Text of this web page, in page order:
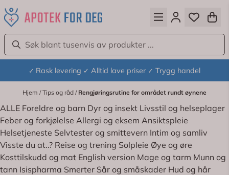
Hopp til innhold
✓ Rask levering ✓ Alltid lave priser ✓ Trygg handel
Hjem /Tips og råd / Rengjøringsrutine for området rundt øynene
ALLE Foreldre og barn Dyr og insekt Livsstil og helseplager
Feber og forkjølelse Allergi og eksem Ansiktspleie
Helsetjeneste Selvtester og smittevern Intim og samliv
Visste du at..? Reise og trening Solpleie Øye og øre
Kosttilskudd og mat English version Mage og tarm Munn og
tann Isispharma Smerter Sår og småskader Hud og hår